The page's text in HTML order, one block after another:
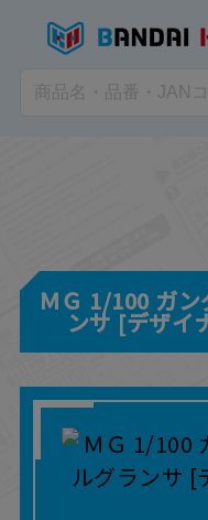
ＭＧ 1/100 ガ
ンサ [デザイ